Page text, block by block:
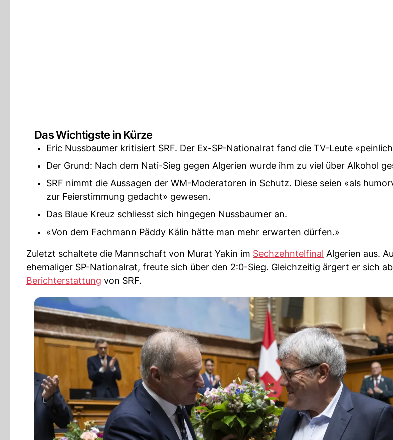
Das Wichtigste in Kürze
Eric Nussbaumer kritisiert SRF. Der Ex-SP-Nationalrat fand die TV-Leute
Der Grund: Nach dem Nati-Sieg gegen Algerien wurde ihm zu viel über Alkohol
SRF nimmt die Aussagen der WM-Moderatoren in Schutz. Diese seien «als
zur Feierstimmung gedacht» gewesen.
Das Blaue Kreuz schliesst sich hingegen Nussbaumer an.
«Von dem Fachmann Päddy Kälin hätte man mehr erwarten dürfen.»
Zuletzt schaltete die Mannschaft von Murat Yakin im Sechzehntelfinal Algerien aus.
ehemaliger SP-Nationalrat, freute sich über den 2:0-Sieg. Gleichzeitig ärgert er sich
Berichterstattung von SRF.